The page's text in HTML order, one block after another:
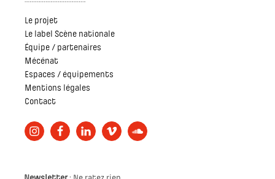
Le projet
Le label Scène nationale
Équipe / partenaires
Mécénat
Espaces / équipements
Mentions légales
Contact